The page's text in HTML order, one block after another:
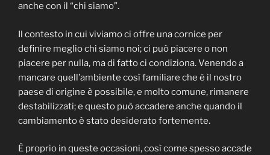
anche con il “chi siamo”.
Il contesto in cui viviamo ci offre una cornice per
definire meglio chi siamo noi; ci può piacere o non
piacere per nulla, ma di fatto ci condiziona. Venendo a
mancare quell’ambiente così familiare che è il nostro
paese di origine è possibile, e molto comune, rimanere
destabilizzati; e questo può accadere anche quando il
cambiamento è stato desiderato fortemente.
È proprio in queste occasioni, così come spesso accade